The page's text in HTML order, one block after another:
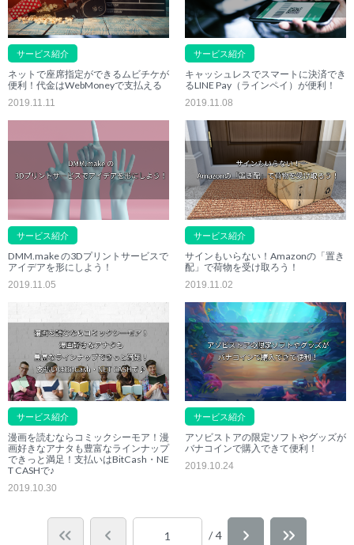
サービス紹介
ネットで座席指定ができるムビチケが
便利！代金はWebMoneyで支払える
2019.11.11
サービス紹介
キャッシュレスでスマートに決済でき
るLINE Pay（ラインペイ）が便利！
2019.11.08
サービス紹介
DMM.make の3Dプリントサービスで
アイデアを形にしよう！
2019.11.05
サービス紹介
サインもいらない！Amazonの「置き
配」で荷物を受け取ろう！
2019.11.02
サービス紹介
漫画を読むならコミックシーモア！漫
画好きなアナタも豊富なラインナップ
できっと満足！支払いはBitCash・NE
T CASHで♪
2019.10.30
サービス紹介
アソビストアの限定ソフトやグッズが
バナコインで購入できて便利！
2019.10.24
/ 4